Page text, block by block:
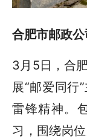
合肥市邮政公
3月5日，合
展“邮爱同行
雷锋精神。
习，围绕岗